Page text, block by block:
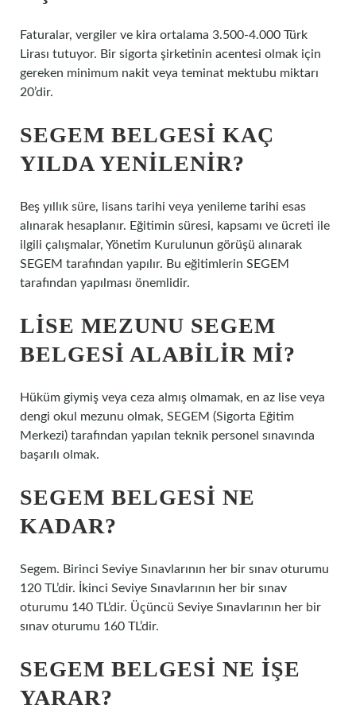
Faturalar, vergiler ve kira ortalama 3.500-4.000 Türk
Lirası tutuyor. Bir sigorta şirketinin acentesi olmak için
gereken minimum nakit veya teminat mektubu miktarı
20’dir.
SEGEM BELGESI KAÇ
YILDA YENILENIR?
Beş yıllık süre, lisans tarihi veya yenileme tarihi esas
alınarak hesaplanır. Eğitimin süresi, kapsamı ve ücreti ile
ilgili çalışmalar, Yönetim Kurulunun görüşü alınarak
SEGEM tarafından yapılır. Bu eğitimlerin SEGEM
tarafından yapılması önemlidir.
LISE MEZUNU SEGEM
BELGESI ALABILIR MI?
Hüküm giymiş veya ceza almış olmamak, en az lise veya
dengi okul mezunu olmak, SEGEM (Sigorta Eğitim
Merkezi) tarafından yapılan teknik personel sınavında
başarılı olmak.
SEGEM BELGESI NE
KADAR?
Segem. Birinci Seviye Sınavlarının her bir sınav oturumu
120 TL’dir. İkinci Seviye Sınavlarının her bir sınav
oturumu 140 TL’dir. Üçüncü Seviye Sınavlarının her bir
sınav oturumu 160 TL’dir.
SEGEM BELGESI NE IŞE
YARAR?